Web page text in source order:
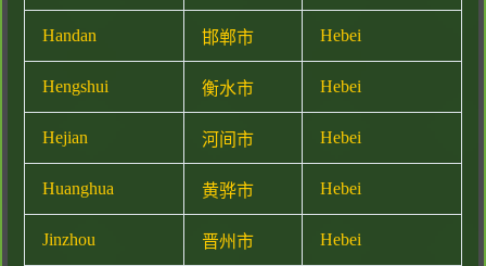
Handan 邯郸市 Hebei
Hengshui 衡水市 Hebei
Hejian 河间市 Hebei
Huanghua 黄骅市 Hebei
Jinzhou 晋州市 Hebei